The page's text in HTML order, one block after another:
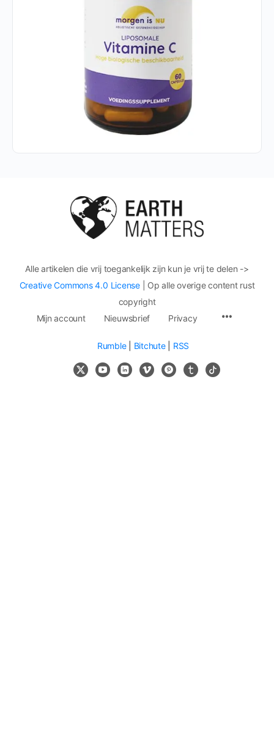
Alle artikelen die vrij toegankelijk zijn kun je vrij te delen ->
Creative Commons 4.0 License| Op alle overige content rust
copyright
Mijn account
Nieuwsbrief Privacy
Rumble| Bitchute| RSS